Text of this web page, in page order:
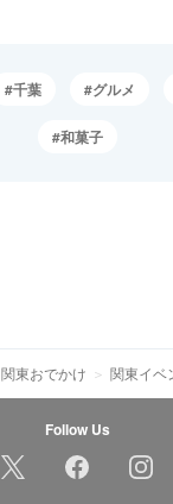
千葉 グルメ
和菓子
関東おでかけ 関東イベ
Follow Us